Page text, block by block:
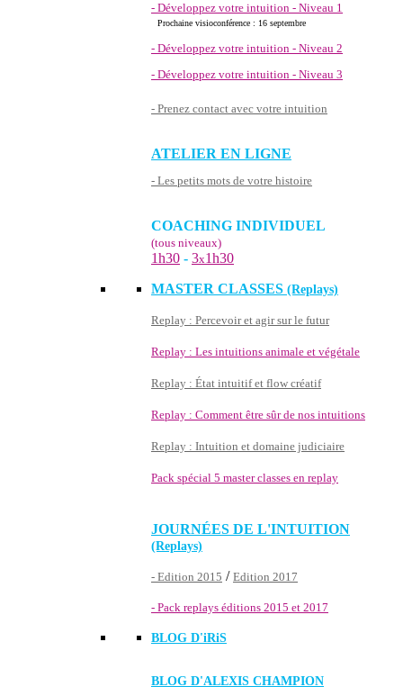
- Développez votre intuition - Niveau 1
Prochaine visioconférence : 16 septembre
- Développez votre intuition - Niveau 2
- Développez votre intuition - Niveau 3
- Prenez contact avec votre intuition
ATELIER EN LIGNE
- Les petits mots de votre histoire
COACHING INDIVIDUEL
(tous niveaux)
1h30 - 3x1h30
MASTER CLASSES (Replays)
Replay : Percevoir et agir sur le futur
Replay : Les intuitions animale et végétale
Replay : État intuitif et flow créatif
Replay : Comment être sûr de nos intuitions
Replay : Intuition et domaine judiciaire
Pack spécial 5 master classes en replay
JOURNÉES DE L'INTUITION
(Replays)
- Edition 2015 / Edition 2017
- Pack replays éditions 2015 et 2017
BLOG D'iRiS
BLOG D'ALEXIS CHAMPION